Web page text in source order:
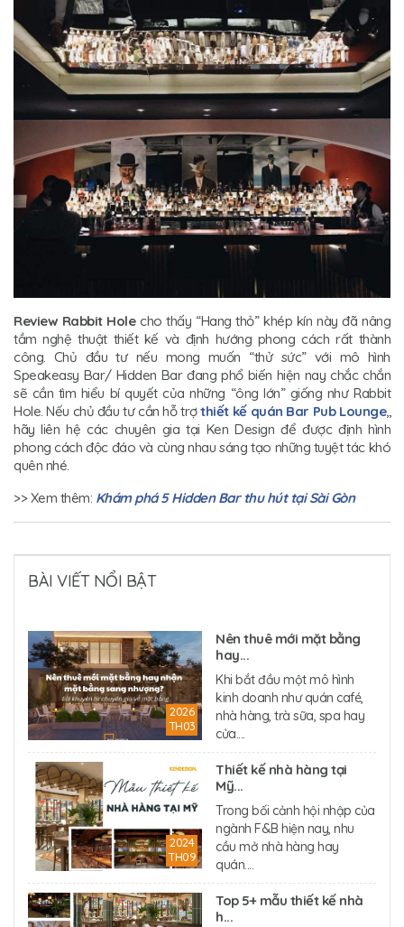
Review Rabbit Holecho thấy “Hang thỏ” khép kín này đã nâng
tầm nghệ thuật thiết kế và định hướng phong cách rất thành
công. Chủ đầu tư nếu mong muốn “thử sức” với mô hình
Speakeasy Bar/ Hidden Bar đang phổ biến hiện nay chắc chắn
sẽ cần tìm hiểu bí quyết của những “ông lớn” giống như Rabbit
Hole. Nếu chủ đầu tư cần hỗ trợthiết kế quán Bar Pub Lounge,,
hãy liên hệ các chuyên gia tại Ken Design để được định hình
phong cách độc đáo và cùng nhau sáng tạo những tuyệt tác khó
quên nhé.
>> Xem thêm: Khám phá 5 Hidden Bar thu hút tại Sài Gòn
BÀI VIẾT NỔI BẬT
2026
TH03
Nên thuê mới mặt bằng
hay...
Khi bắt đầu một mô hình
kinh doanh như quán café,
nhà hàng, trà sữa, spa hay
cửa....
2024
TH09
Thiết kế nhà hàng tại
Mỹ...
Trong bối cảnh hội nhập của
ngành F&B hiện nay, nhu
cầu mở nhà hàng hay
quán....
Top 5+ mẫu thiết kế nhà
h...